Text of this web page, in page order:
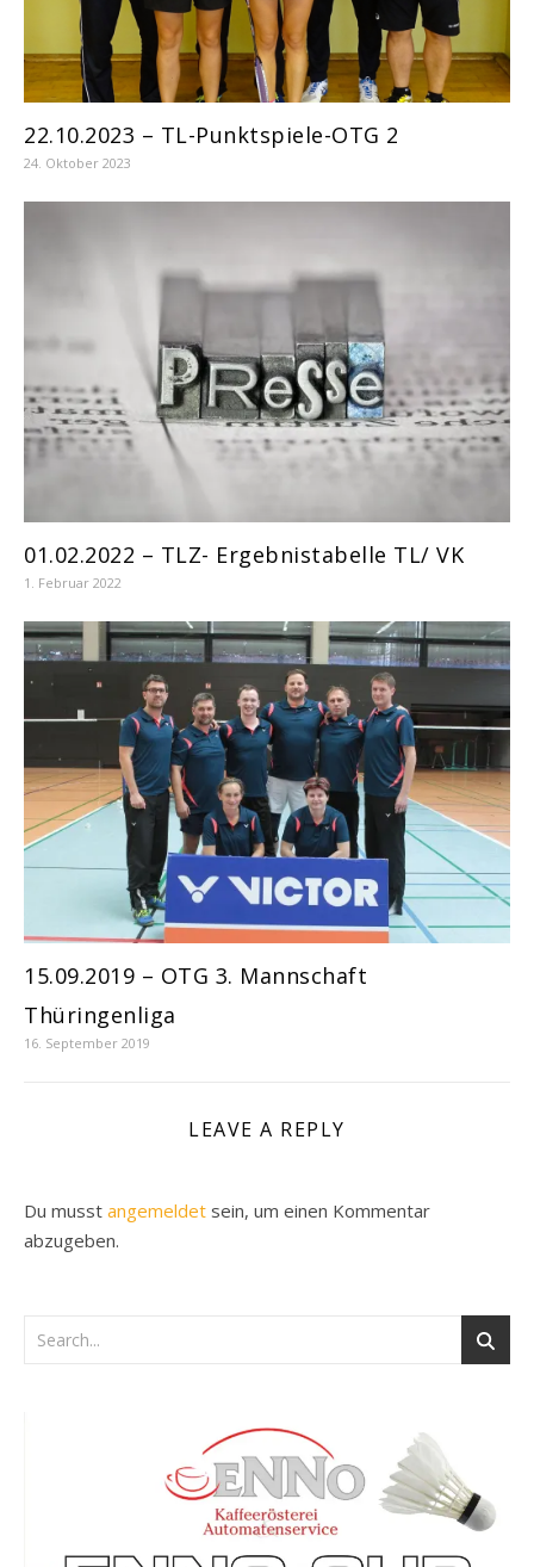
22.10.2023 – TL-Punktspiele-OTG 2
24. Oktober 2023
01.02.2022 – TLZ- Ergebnistabelle TL/ VK
1. Februar 2022
15.09.2019 – OTG 3. Mannschaft
Thüringenliga
16. September 2019
LEAVE A REPLY
Du musst angemeldet sein, um einen Kommentar
abzugeben.